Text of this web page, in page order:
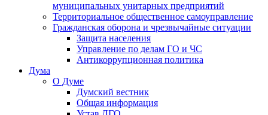
муниципальных унитарных предприятий
Территориальное общественное самоуправление
Гражданская оборона и чрезвычайные ситуации
Защита населения
Управление по делам ГО и ЧС
Антикоррупционная политика
Дума
О Думе
Думский вестник
Общая информация